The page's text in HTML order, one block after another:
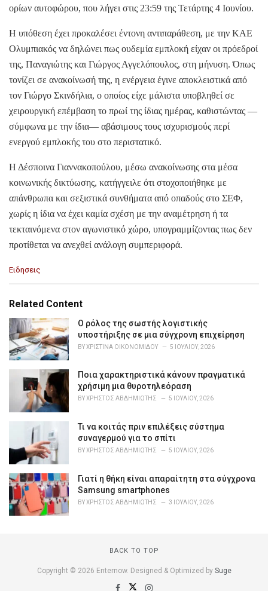
ορίων αυτοφώρου, που λήγει στις 23:59 της Τετάρτης 4 Ιουνίου.
Η υπόθεση έχει προκαλέσει έντονη αντιπαράθεση, με την ΚΑΕ
Ολυμπιακός να δηλώνει πως ουδεμία εμπλοκή είχαν οι πρόεδροί
της, Παναγιώτης και Γιώργος Αγγελόπουλος, στη μήνυση. Όπως
τονίζει σε ανακοίνωσή της, η ενέργεια έγινε αποκλειστικά από
τον Γιώργο Σκινδήλια, ο οποίος είχε μάλιστα υποβληθεί σε
χειρουργική επέμβαση το πρωί της ίδιας ημέρας, καθιστώντας —
σύμφωνα με την ίδια— αβάσιμους τους ισχυρισμούς περί
ενεργού εμπλοκής του στο περιστατικό.
Η Δέσποινα Γιαννακοπούλου, μέσω ανακοίνωσης στα μέσα
κοινωνικής δικτύωσης, κατήγγειλε ότι στοχοποιήθηκε με
απάνθρωπα και σεξιστικά συνθήματα από οπαδούς στο ΣΕΦ,
χωρίς η ίδια να έχει καμία σχέση με την αναμέτρηση ή τα
τεκταινόμενα στον αγωνιστικό χώρο, υπογραμμίζοντας πως δεν
προτίθεται να ανεχθεί ανάλογη συμπεριφορά.
C
e
o
r
i
e
Ειδησεις
Related Content
Ο ρόλος της σωστής λογιστικής
υποστήριξης σε μια σύγχρονη επιχείρηση
BYΧΡΙΣΤΊΝΑ ΟΙΚΟΝΟΜΊΔΟΥ 5 ΙΟΥΛΊΟΥ, 2026
Ποια χαρακτηριστικά κάνουν πραγματικά
χρήσιμη μια θυροτηλεόραση
BYΧΡΉΣΤΟΣ ΑΒΔΗΜΙΏΤΗΣ 5 ΙΟΥΛΊΟΥ, 2026
Τι να κοιτάς πριν επιλέξεις σύστημα
συναγερμού για το σπίτι
BYΧΡΉΣΤΟΣ ΑΒΔΗΜΙΏΤΗΣ 5 ΙΟΥΛΊΟΥ, 2026
Γιατί η θήκη είναι απαραίτητη στα σύγχρονα
Samsung smartphones
BYΧΡΉΣΤΟΣ ΑΒΔΗΜΙΏΤΗΣ 3 ΙΟΥΛΊΟΥ, 2026
BACK TO TOP
Copyright © 2026 Enternow. Designed & Optimized by Suge